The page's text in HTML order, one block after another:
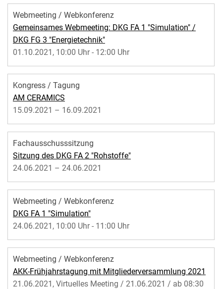
Webmeeting / Webkonferenz
Gemeinsames Webmeeting: DKG FA 1 "Simulation" /
DKG FG 3 "Energietechnik"
01.10.2021, 10:00 Uhr - 12:00 Uhr
Kongress / Tagung
AM CERAMICS
15.09.2021 – 16.09.2021
Fachausschusssitzung
Sitzung des DKG FA 2 "Rohstoffe"
24.06.2021 – 24.06.2021
Webmeeting / Webkonferenz
DKG FA 1 "Simulation"
24.06.2021, 10:00 Uhr - 11:00 Uhr
Webmeeting / Webkonferenz
AKK-Frühjahrstagung mit Mitgliederversammlung 2021
21.06.2021, Virtuelles Meeting / 21.06.2021 / ab 08:30